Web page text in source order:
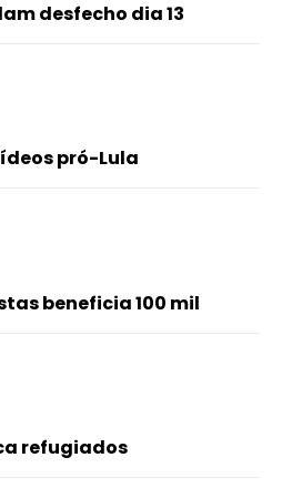
desfecho dia 13
pró-Lula
beneficia 100 mil
refugiados